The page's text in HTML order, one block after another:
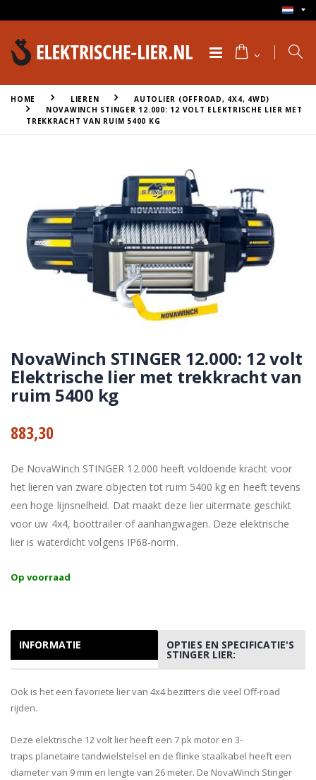
HOME LIEREN
AUTOLIER (OFFROAD, 4X4, 4WD)
NOVAWINCH STINGER 12.000: 12 VOLT ELEKTRISCHE LIER MET
TREKKRACHT VAN RUIM 5400 KG
NovaWinch STINGER 12.000: 12 volt
Elektrische lier met trekkracht van
ruim 5400 kg
883,30
De NovaWinch STINGER 12.000 heeft voldoende kracht voor
het lieren van zware objecten tot ruim 5400 kg en heeft tevens
een hoge lijnsnelheid. Dat maakt deze lier uitermate geschikt
voor uw 4x4, boottrailer of aanhangwagen. Deze elektrische
lier is waterdicht volgens IP68-norm.
Op voorraad
INFORMATIE OPTIES EN SPECIFICATIE'S
STINGER LIER:
Ook is het een favoriete lier van 4x4 bezitters die veel Off-road
rijden.
Deze elektrische 12 volt lier heeft een 7 pk motor en 3-
traps planetaire tandwielstelsel en de flinke staalkabel heeft een
diameter van 9 mm en lengte van 26 meter. De NovaWinch Stinger